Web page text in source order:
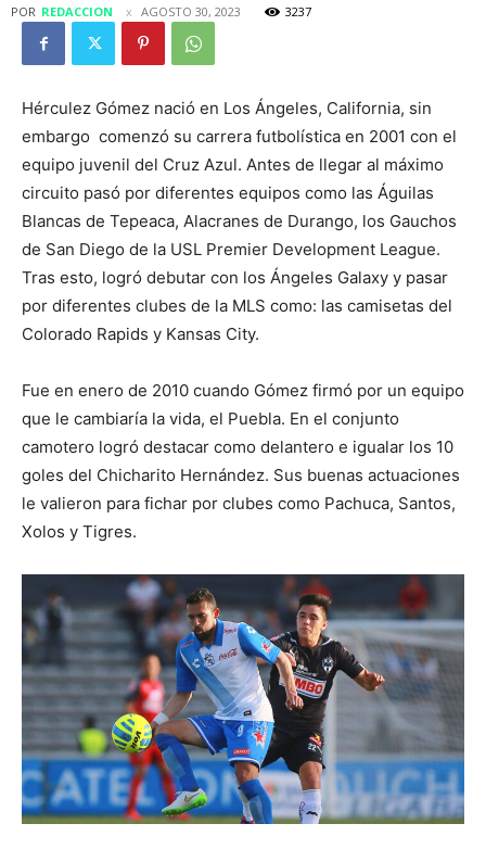
POR REDACCION AGOSTO 30, 2023 3237
Hérculez Gómez nació en Los Ángeles, California, sin
embargo comenzó su carrera futbolística en 2001 con el
equipo juvenil del Cruz Azul. Antes de llegar al máximo
circuito pasó por diferentes equipos como las Águilas
Blancas de Tepeaca, Alacranes de Durango, los Gauchos
de San Diego de la USL Premier Development League.
Tras esto, logró debutar con los Ángeles Galaxy y pasar
por diferentes clubes de la MLS como: las camisetas del
Colorado Rapids y Kansas City.
Fue en enero de 2010 cuando Gómez firmó por un equipo
que le cambiaría la vida, el Puebla. En el conjunto
camotero logró destacar como delantero e igualar los 10
goles del Chicharito Hernández. Sus buenas actuaciones
le valieron para fichar por clubes como Pachuca, Santos,
Xolos y Tigres.